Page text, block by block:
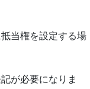
当権を設定する場
が必要になりま